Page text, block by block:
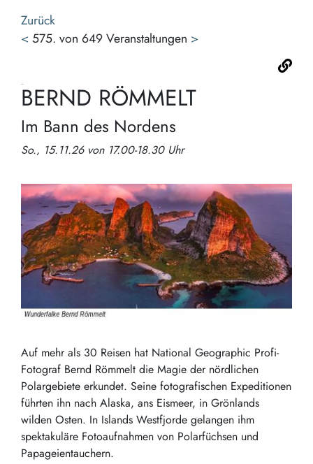
Zurück
< 575. von 649 Veranstaltungen >
BERND RÖMMELT
Im Bann des Nordens
So., 15.11.26 von 17.00-18.30 Uhr
Auf mehr als 30 Reisen hat National Geographic Profi-
Fotograf Bernd Römmelt die Magie der nördlichen
Polargebiete erkundet. Seine fotografischen Expeditionen
führten ihn nach Alaska, ans Eismeer, in Grönlands
wilden Osten. In Islands Westfjorde gelangen ihm
spektakuläre Fotoaufnahmen von Polarfüchsen und
Papageientauchern.